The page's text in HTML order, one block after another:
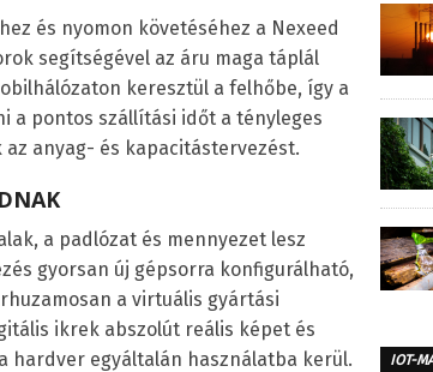
és nyomon követéséhez a Nexeed
segítségével az áru maga táplál
keresztül a felhőbe, így a
a pontos szállítási időt a tényleges
anyag- és kapacitástervezést.
a padlózat és mennyezet lesz
gyorsan új gépsorra konfigurálható,
a virtuális gyártási
ikrek abszolút reális képet és
hardver egyáltalán használatba kerül.
IOT-